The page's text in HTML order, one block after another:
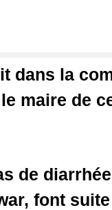
dans la
maire de
de
font